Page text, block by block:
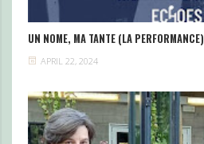
UN NOME, MA TANTE (LA PERFORMANCE)
APRIL 22, 2024